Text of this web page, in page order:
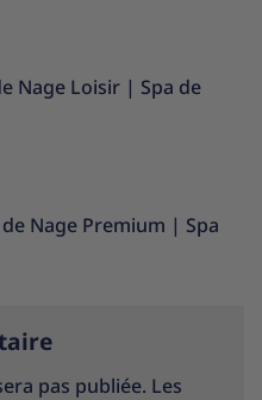
Nage Loisir | Spa de
de Nage Premium | Spa
pas publiée. Les